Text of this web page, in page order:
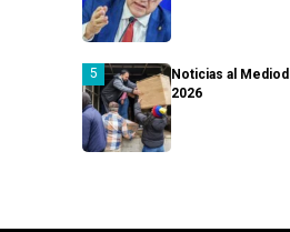
Noticias al
2026